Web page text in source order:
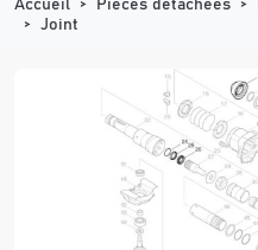
Accueil Pièces détachées
Joint